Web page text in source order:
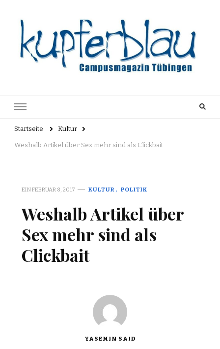
Archiv
Startseite Kultur
Weshalb Artikel über Sex mehr sind als Clickbait
EINFEBRUAR 8, 2017 KULTUR POLITIK
Weshalb Artikel über
Sex mehr sind als
Clickbait
YASEMIN SAID